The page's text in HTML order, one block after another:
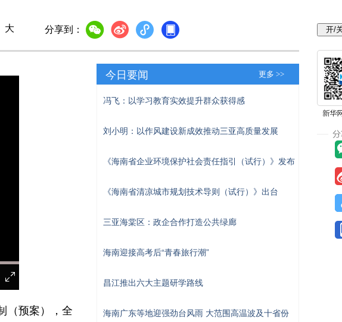
大 分享到：
（预案），全
今日要闻 更多 >>
冯飞：以学习教育实效提升群众获得感
刘小明：以作风建设新成效推动三亚高质量发展
《海南省企业环境保护社会责任指引（试行）》发布
《海南省清凉城市规划技术导则（试行）》出台
三亚海棠区：政企合作打造公共绿廊
海南迎接高考后“青春旅行潮”
昌江推出六大主题研学路线
海南广东等地迎强劲台风雨 大范围高温波及十省份